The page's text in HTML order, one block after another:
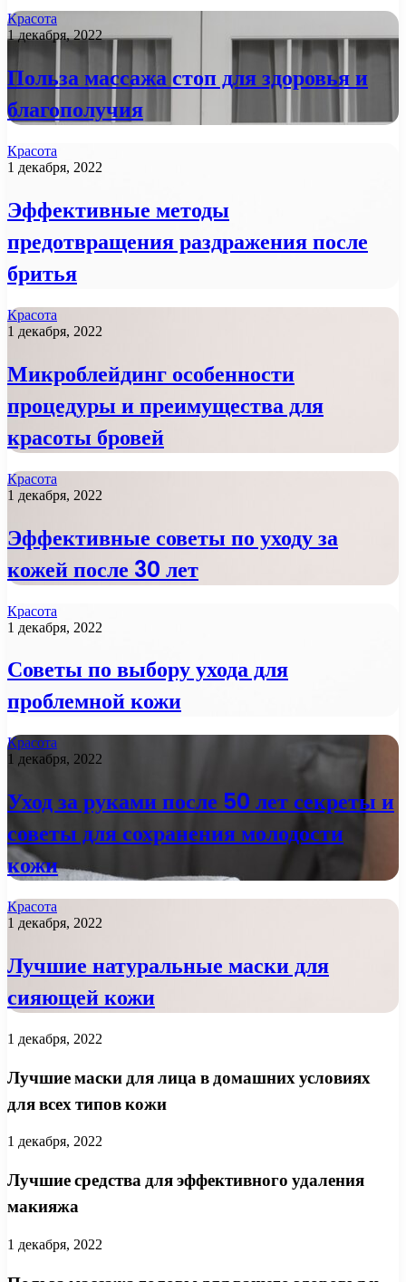
Красота
1 декабря, 2022
Польза массажа стоп для здоровья и
благополучия
Красота
1 декабря, 2022
Эффективные методы
предотвращения раздражения после
бритья
Красота
1 декабря, 2022
Микроблейдинг особенности
процедуры и преимущества для
красоты бровей
Красота
1 декабря, 2022
Эффективные советы по уходу за
кожей после 30 лет
Красота
1 декабря, 2022
Советы по выбору ухода для
проблемной кожи
Красота
1 декабря, 2022
Уход за руками после 50 лет секреты и
советы для сохранения молодости
кожи
Красота
1 декабря, 2022
Лучшие натуральные маски для
сияющей кожи
1 декабря, 2022
Лучшие маски для лица в домашних условиях
для всех типов кожи
1 декабря, 2022
Лучшие средства для эффективного удаления
макияжа
1 декабря, 2022